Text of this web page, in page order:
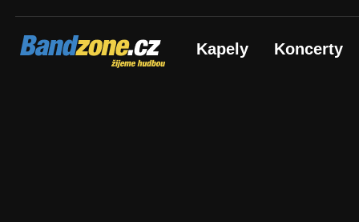
Bandzone.cz
žijeme hudbou Kapely Koncerty